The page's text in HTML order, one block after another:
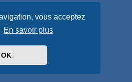
vous acceptez
En savoir plus
OK